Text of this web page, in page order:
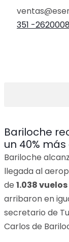
351 -2620008
Bariloche
un 40%
Bariloche
llegada al
de 1.038 vuelos
arribaron en
secretario de
Carlos de